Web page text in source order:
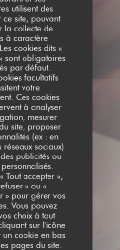
utilisent des
ce site, pouvant
la collecte de
à caractère
cookies dits «
sont obligatoires
par défaut.
facultatifs
votre
Ces cookies
à analyser
mesurer
site, proposer
(ex : en
réseaux sociaux)
publicités ou
Tout accepter »,
» ou «
» pour gérer vos
Vous pouvez
choix à tout
sur l'icône
un cookie en bas
pages du site.